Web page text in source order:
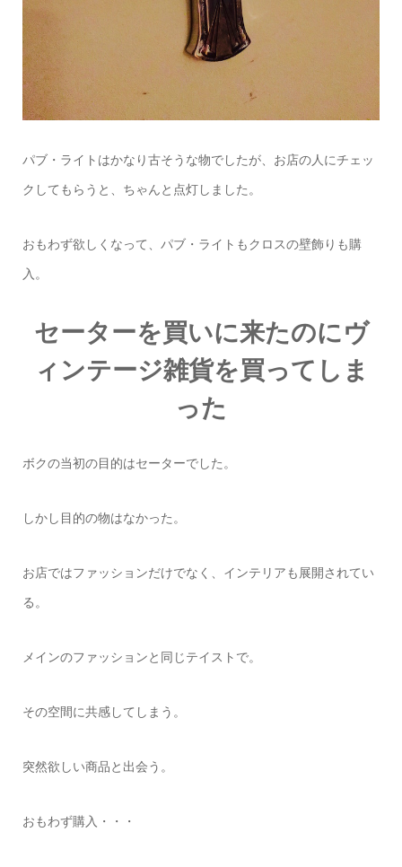
パブ・ライトはかなり古そうな物でしたが、お店の人にチェッ
クしてもらうと、ちゃんと点灯しました。
おもわず欲しくなって、パブ・ライトもクロスの壁飾りも購
入。
セーターを買いに来たのにヴ
ィンテージ雑貨を買ってしま
った
ボクの当初の目的はセーターでした。
しかし目的の物はなかった。
お店ではファッションだけでなく、インテリアも展開されてい
る。
メインのファッションと同じテイストで。
その空間に共感してしまう。
突然欲しい商品と出会う。
おもわず購入・・・